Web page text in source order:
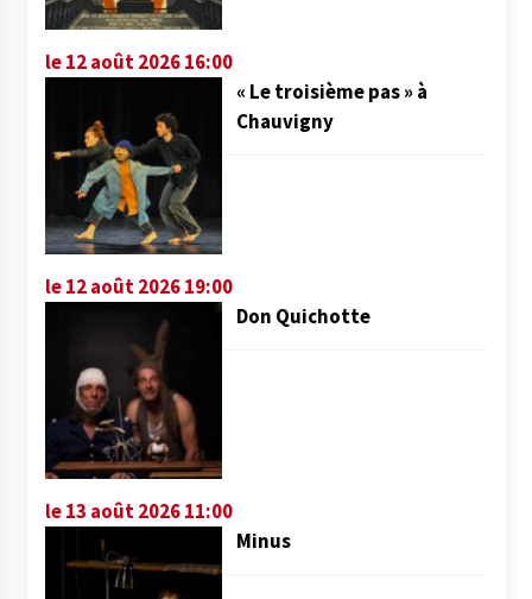
le 12 août 2026 16:00
« Le troisième pas » à
Chauvigny
le 12 août 2026 19:00
Don Quichotte
le 13 août 2026 11:00
Minus